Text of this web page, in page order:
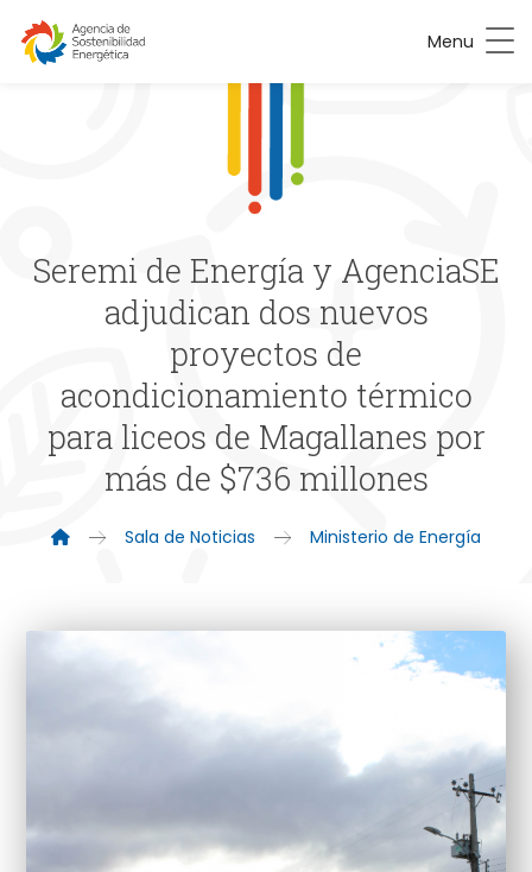
Menu
Seremi de Energía y AgenciaSE
adjudican dos nuevos
proyectos de
acondicionamiento térmico
para liceos de Magallanes por
más de $736 millones
Sala de Noticias Ministerio de Energía